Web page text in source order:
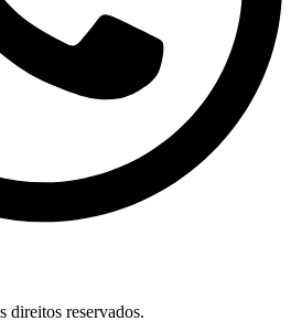
direitos reservados.